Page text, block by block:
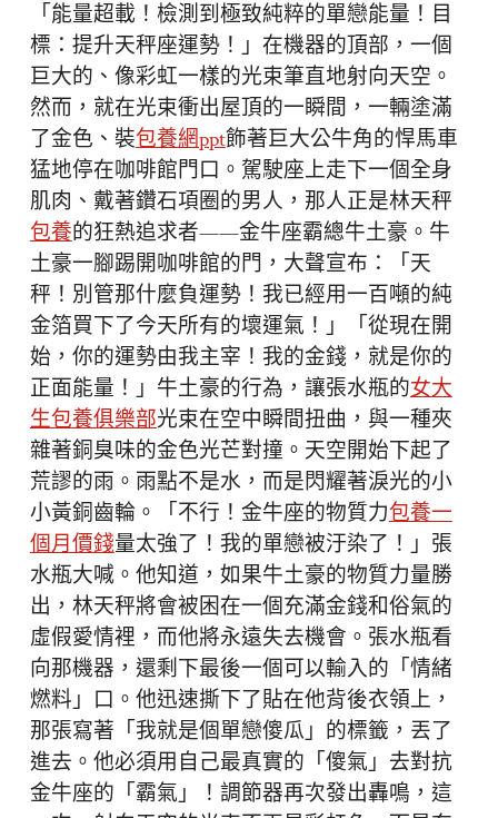
「能量超載！檢測到極致純粹的單戀能量！目
標：提升天秤座運勢！」在機器的頂部，一個
巨大的、像彩虹一樣的光束筆直地射向天空。
然而，就在光束衝出屋頂的一瞬間，一輛塗滿
了金色、裝包養網ppt飾著巨大公牛角的悍馬車
猛地停在咖啡館門口。駕駛座上走下一個全身
肌肉、戴著鑽石項圈的男人，那人正是林天秤
包養的狂熱追求者——金牛座霸總牛土豪。牛
土豪一腳踢開咖啡館的門，大聲宣布：「天
秤！別管那什麼負運勢！我已經用一百噸的純
金箔買下了今天所有的壞運氣！」「從現在開
始，你的運勢由我主宰！我的金錢，就是你的
正面能量！」牛土豪的行為，讓張水瓶的女大
生包養俱樂部光束在空中瞬間扭曲，與一種夾
雜著銅臭味的金色光芒對撞。天空開始下起了
荒謬的雨。雨點不是水，而是閃耀著淚光的小
小黃銅齒輪。「不行！金牛座的物質力包養一
個月價錢量太強了！我的單戀被汙染了！」張
水瓶大喊。他知道，如果牛土豪的物質力量勝
出，林天秤將會被困在一個充滿金錢和俗氣的
虛假愛情裡，而他將永遠失去機會。張水瓶看
向那機器，還剩下最後一個可以輸入的「情緒
燃料」口。他迅速撕下了貼在他背後衣領上，
那張寫著「我就是個單戀傻瓜」的標籤，丟了
進去。他必須用自己最真實的「傻氣」去對抗
金牛座的「霸氣」！調節器再次發出轟鳴，這